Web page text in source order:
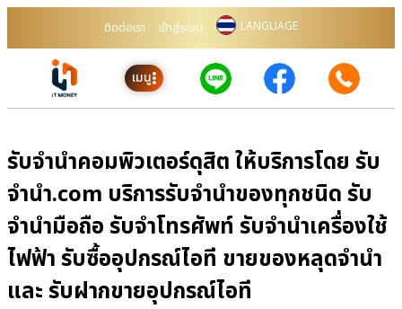
ติดต่อเรา เข้าสู่ระบบ LANGUAGE
เมนู
รับจำนำคอมพิวเตอร์ดุสิต ให้บริการโดย รับ
จํานํา.com บริการรับจำนำของทุกชนิด รับ
จำนำมือถือ รับจำโทรศัพท์ รับจำนำเครื่องใช้
ไฟฟ้า รับซื้ออุปกรณ์ไอที ขายของหลุดจำนำ
และ รับฝากขายอุปกรณ์ไอที